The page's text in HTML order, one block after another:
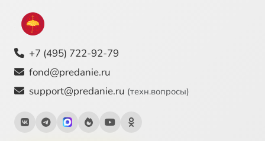
+7 (495) 722-92-79
fond@predanie.ru
support@predanie.ru (техн.вопросы)